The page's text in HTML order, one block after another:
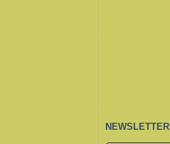
NEWSLETTER